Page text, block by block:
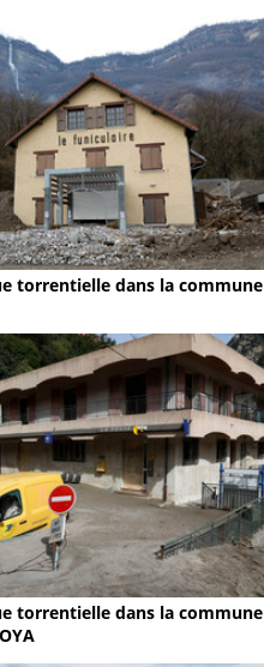
torrentielle dans la commune
torrentielle dans la commune